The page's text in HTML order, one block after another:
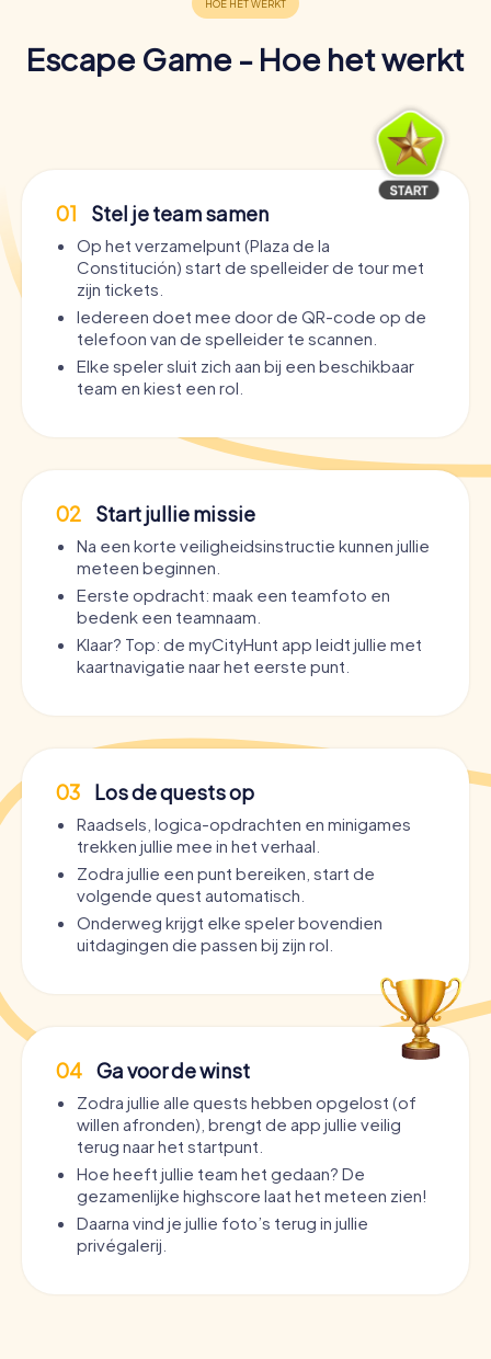
Escape Game - Hoe het werkt
01 Stel je team samen
Op het verzamelpunt (Plaza de la
Constitución) start de spelleider de tour met
zijn tickets.
Iedereen doet mee door de QR-code op de
telefoon van de spelleider te scannen.
Elke speler sluit zich aan bij een beschikbaar
team en kiest een rol.
02 Start jullie missie
Na een korte veiligheidsinstructie kunnen jullie
meteen beginnen.
Eerste opdracht: maak een teamfoto en
bedenk een teamnaam.
Klaar? Top: de myCityHunt app leidt jullie met
kaartnavigatie naar het eerste punt.
03 Los de quests op
Raadsels, logica-opdrachten en minigames
trekken jullie mee in het verhaal.
Zodra jullie een punt bereiken, start de
volgende quest automatisch.
Onderweg krijgt elke speler bovendien
uitdagingen die passen bij zijn rol.
04 Ga voor de winst
Zodra jullie alle quests hebben opgelost (of
willen afronden), brengt de app jullie veilig
terug naar het startpunt.
Hoe heeft jullie team het gedaan? De
gezamenlijke highscore laat het meteen zien!
Daarna vind je jullie foto’s terug in jullie
privégalerij.